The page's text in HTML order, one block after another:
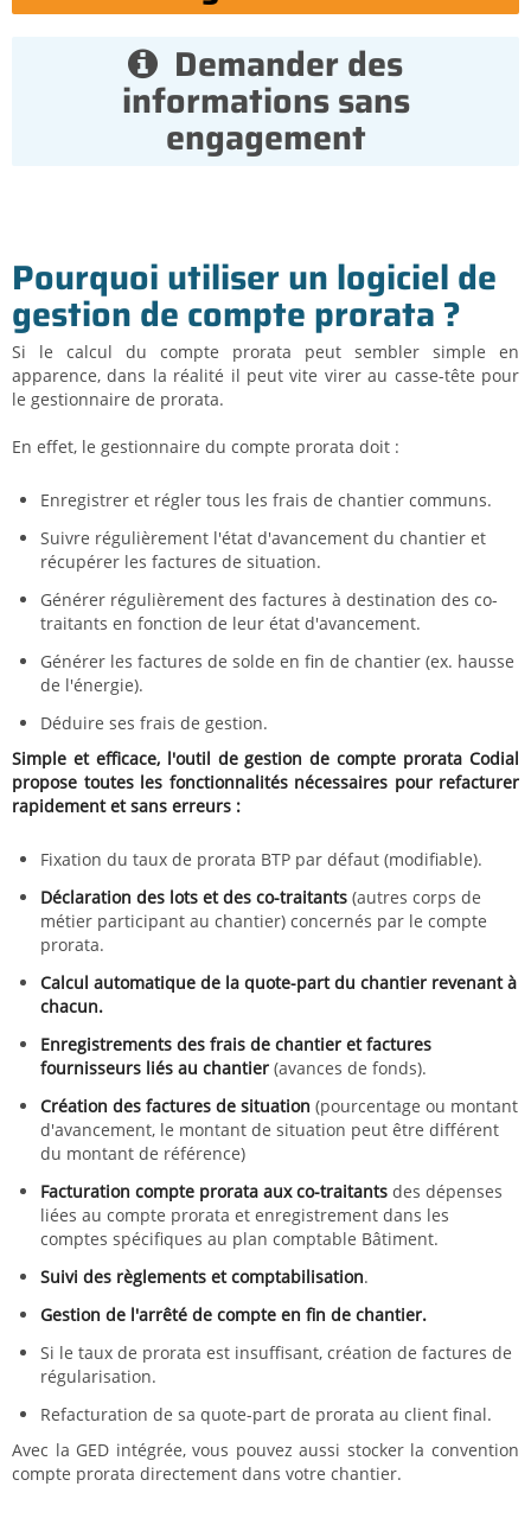
Demander des
informations sans
engagement
Pourquoi utiliser un logiciel de
gestion de compte prorata ?
Si le calcul du compte prorata peut sembler simple en
apparence, dans la réalité il peut vite virer au casse-tête pour
le gestionnaire de prorata.
En effet, le gestionnaire du compte prorata doit :
Enregistrer et régler tous les frais de chantier communs.
Suivre régulièrement l'état d'avancement du chantier et
récupérer les factures de situation.
Générer régulièrement des factures à destination des co-
traitants en fonction de leur état d'avancement.
Générer les factures de solde en fin de chantier (ex. hausse
de l'énergie).
Déduire ses frais de gestion.
Simple et efficace, l'outil de gestion de compte prorata Codial
propose toutes les fonctionnalités nécessaires pour refacturer
rapidement et sans erreurs :
Fixation du taux de prorata BTP par défaut (modifiable).
Déclaration des lots et des co-traitants (autres corps de
métier participant au chantier) concernés par le compte
prorata.
Calcul automatique de la quote-part du chantier revenant à
chacun.
Enregistrements des frais de chantier et factures
fournisseurs liés au chantier (avances de fonds).
Création des factures de situation (pourcentage ou montant
d'avancement, le montant de situation peut être différent
du montant de référence)
Facturation compte prorata aux co-traitants des dépenses
liées au compte prorata et enregistrement dans les
comptes spécifiques au plan comptable Bâtiment.
Suivi des règlements et comptabilisation.
Gestion de l'arrêté de compte en fin de chantier.
Si le taux de prorata est insuffisant, création de factures de
régularisation.
Refacturation de sa quote-part de prorata au client final.
Avec la GED intégrée, vous pouvez aussi stocker la convention
compte prorata directement dans votre chantier.